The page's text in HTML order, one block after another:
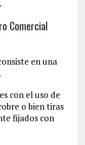
Comercial
en una
con el uso de
o bien tiras
fijados con